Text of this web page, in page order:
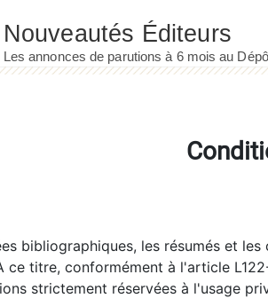
bibliographiques, les résumés et
ce titre, conformément à l'article
strictement réservées à l'usage